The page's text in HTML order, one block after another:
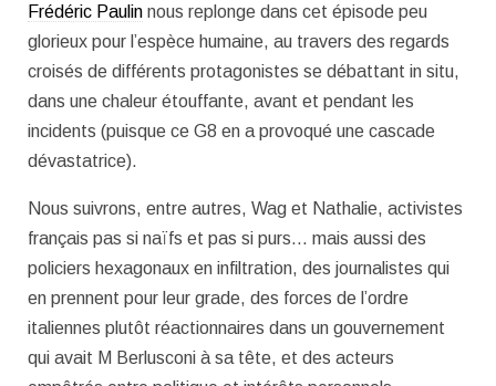
Frédéric Paulin nous replonge dans cet épisode peu
glorieux pour l’espèce humaine, au travers des regards
croisés de différents protagonistes se débattant in situ,
dans une chaleur étouffante, avant et pendant les
incidents (puisque ce G8 en a provoqué une cascade
dévastatrice).
Nous suivrons, entre autres, Wag et Nathalie, activistes
français pas si naïfs et pas si purs… mais aussi des
policiers hexagonaux en infiltration, des journalistes qui
en prennent pour leur grade, des forces de l’ordre
italiennes plutôt réactionnaires dans un gouvernement
qui avait M Berlusconi à sa tête, et des acteurs